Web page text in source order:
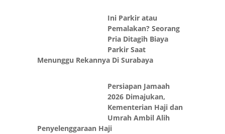
Ini Parkir atau
Pemalakan? Seorang
Pria Ditagih Biaya
Parkir Saat
Menunggu Rekannya Di Surabaya
Persiapan Jamaah
2026 Dimajukan,
Kementerian Haji dan
Umrah Ambil Alih
Penyelenggaraan Haji